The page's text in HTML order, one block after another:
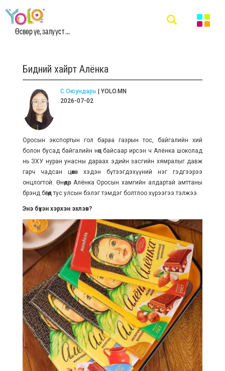
Өсвөр үе, залууст ...
Бидний хайрт Алёнка
С.Оюундарь | YOLO.MN
2026-07-02
Оросын экспортын гол бараа газрын тос, байгалийн хий
болон бусад байгалийн нөөц байсаар ирсэн ч Алёнка шоколад
нь ЗХУ нуран унасны дараах эдийн засгийн хямралыг давж
гарч чадсан цөөхөн хэдэн бүтээгдэхүүний нэг гэдгээрээ
онцлогтой. Өнөөдөр Алёнка Оросын хамгийн алдартай амттаны
брэнд бөгөөд тус улсын бэлэг тэмдэг болтлоо хүрээгээ тэлжээ.
Энэ бүхэн хэрхэн эхлэв?